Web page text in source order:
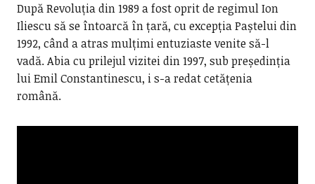
După Revoluția din 1989 a fost oprit de regimul Ion
Iliescu să se întoarcă în țară, cu excepția Paștelui din
1992, când a atras mulțimi entuziaste venite să-l
vadă. Abia cu prilejul vizitei din 1997, sub președinția
lui Emil Constantinescu, i s-a redat cetățenia
română.